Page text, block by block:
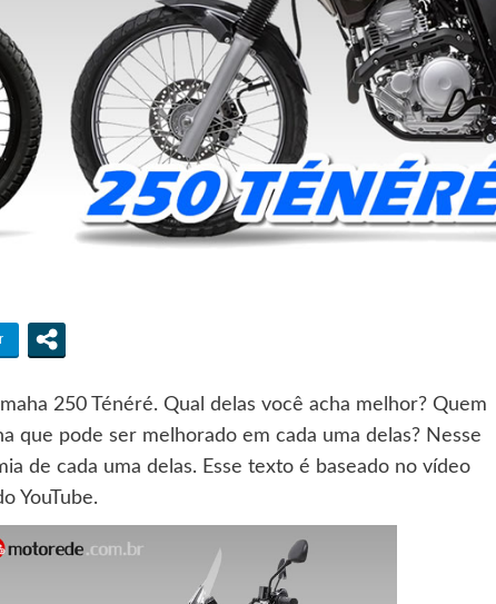
250 Ténéré. Qual delas você acha melhor? Quem
que pode ser melhorado em cada uma delas? Nesse
de cada uma delas. Esse texto é baseado no vídeo
YouTube.